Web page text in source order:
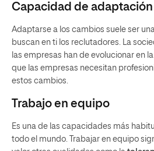
Capacidad de
Adaptarse a los cambios suele ser
buscan en ti los reclutadores. La
las empresas han de evolucionar en
que las empresas necesitan
estos cambios.
Trabajo en equipo
Es una de las capacidades más
todo el mundo. Trabajar en equipo